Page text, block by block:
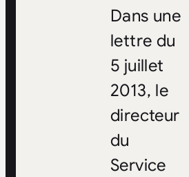
Dans une
lettre du
5 juillet
2013, le
directeur
du
Service